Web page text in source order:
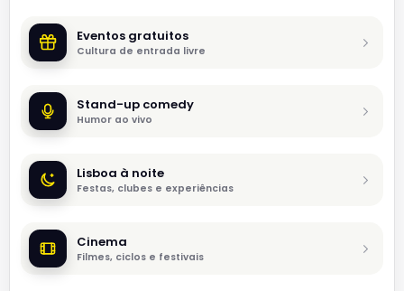
Eventos gratuitos
Cultura de entrada livre
Stand-up comedy
Humor ao vivo
Lisboa à noite
Festas, clubes e experiências
Cinema
Filmes, ciclos e festivais